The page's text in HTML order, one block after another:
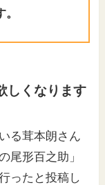
しくなります
る茸本朗さん
尾形百之助」
ったと投稿し